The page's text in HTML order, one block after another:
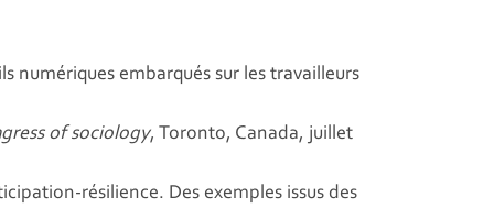
numériques embarqués sur les travailleurs
of sociology, Toronto, Canada, juillet
résilience. Des exemples issus des